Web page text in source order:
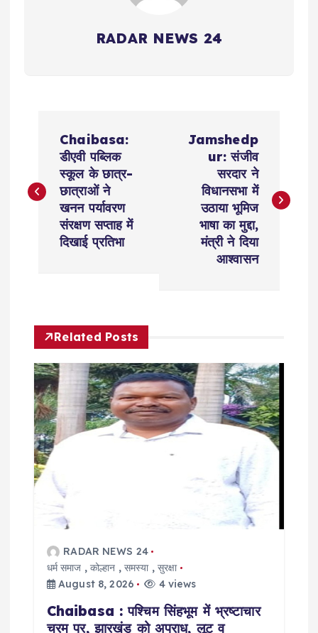
RADAR NEWS 24
s
v
g
a
t
Chaibasa:
डीएवी पब्लिक
स्कूल के छात्र-
छात्राओं ने
खनन पर्यावरण
संरक्षण सप्ताह में
दिखाई प्रतिभा
Jamshedp
ur: संजीव
सरदार ने
विधानसभा में
उठाया भूमिज
भाषा का मुद्दा,
मंत्री ने दिया
आश्वासन
Related Posts
RADAR NEWS 24
धर्म समाज ,कोल्हान , समस्या, सुरक्षा
August 8, 2026
4 views
Chaibasa : पश्चिम सिंहभूम में भ्रष्टाचार
चरम पर, झारखंड को अपराध, लूट व